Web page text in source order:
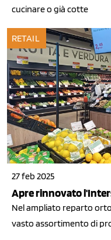
cucinare o già cotte
RETAIL
27 feb 2025
Apre rinnovato
Nel ampliato reparto
vasto assortimento di